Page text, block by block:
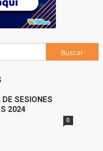
Buscar:
SESIONES
2024
0